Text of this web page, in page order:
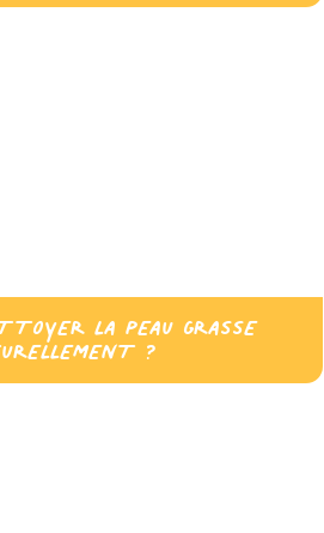
LA PEAU GRASSE
?